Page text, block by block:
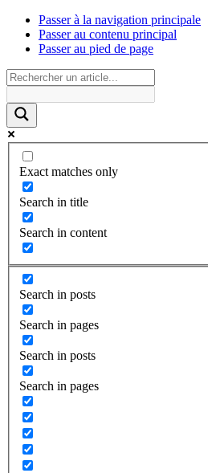
Passer à la navigation principale
Passer au contenu principal
Passer au pied de page
Exact matches only
Search in title
Search in content
Search in posts
Search in pages
Search in posts
Search in pages